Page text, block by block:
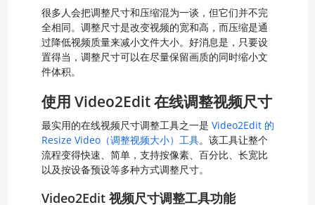
很多人会把调整尺寸和压缩混为一谈，但它们并不完
全相同。调整尺寸是改变视频的宽和高，而压缩是通
过降低视频质量来减小文件大小。好消息是，只要设
置得当，调整尺寸可以在尽量保留画质的同时缩小文
件体积。
使用 Video2Edit 在线调整视频尺寸
最实用的在线视频尺寸调整工具之一是 Video2Edit 的
Resize Video（调整视频大小）工具。该工具让整个
流程变得快速、简单，支持按像素、百分比、长宽比
以及按设备预设等多种方式调整尺寸。
Video2Edit 视频尺寸调整工具功能